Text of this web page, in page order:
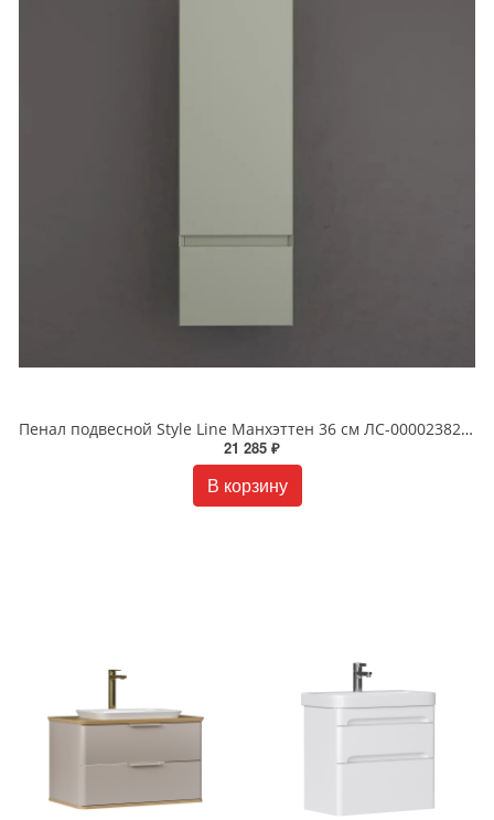
Пенал подвесной Style Line Манхэттен 36 см ЛС-00002382 олива
21 285 ₽
В корзину